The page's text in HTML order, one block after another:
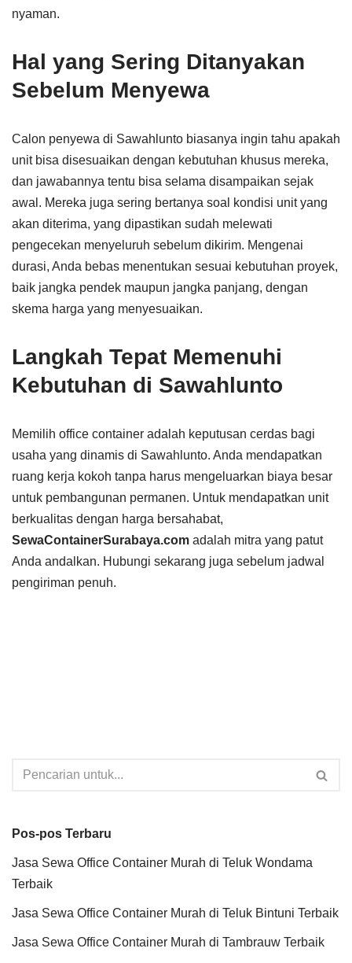
nyaman.
Hal yang Sering Ditanyakan
Sebelum Menyewa
Calon penyewa di Sawahlunto biasanya ingin tahu apakah
unit bisa disesuaikan dengan kebutuhan khusus mereka,
dan jawabannya tentu bisa selama disampaikan sejak
awal. Mereka juga sering bertanya soal kondisi unit yang
akan diterima, yang dipastikan sudah melewati
pengecekan menyeluruh sebelum dikirim. Mengenai
durasi, Anda bebas menentukan sesuai kebutuhan proyek,
baik jangka pendek maupun jangka panjang, dengan
skema harga yang menyesuaikan.
Langkah Tepat Memenuhi
Kebutuhan di Sawahlunto
Memilih office container adalah keputusan cerdas bagi
usaha yang dinamis di Sawahlunto. Anda mendapatkan
ruang kerja kokoh tanpa harus mengeluarkan biaya besar
untuk pembangunan permanen. Untuk mendapatkan unit
berkualitas dengan harga bersahabat,
SewaContainerSurabaya.com adalah mitra yang patut
Anda andalkan. Hubungi sekarang juga sebelum jadwal
pengiriman penuh.
Pos-pos Terbaru
Jasa Sewa Office Container Murah di Teluk Wondama
Terbaik
Jasa Sewa Office Container Murah di Teluk Bintuni Terbaik
Jasa Sewa Office Container Murah di Tambrauw Terbaik